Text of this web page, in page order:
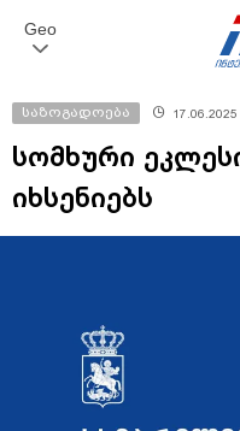
Geo
საზოგადოება 17.06.2025
სომხური
იხსენიებს